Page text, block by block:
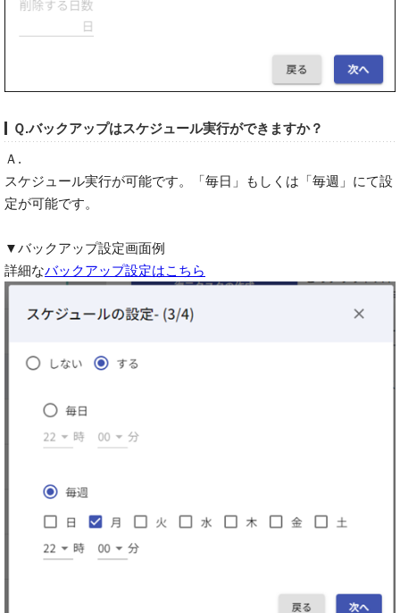
Ｑ.バックアップはスケジュール実行ができますか？
Ａ.
スケジュール実行が可能です。「毎日」もしくは「毎週」にて設
定が可能です。
▼バックアップ設定画面例
詳細なバックアップ設定はこちら